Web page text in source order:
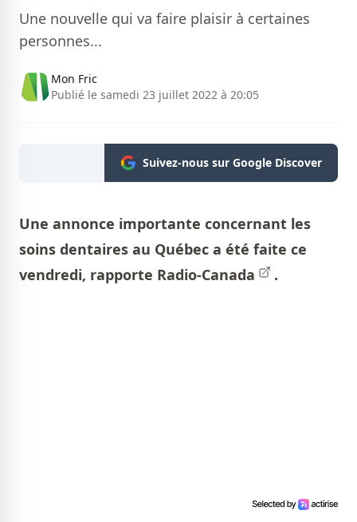
Une nouvelle qui va faire plaisir à certaines
personnes...
Mon Fric
Publié le samedi 23 juillet 2022 à 20:05
Suivez-nous sur Google Discover
Une annonce importante concernant les
soins dentaires au Québec a été faite ce
vendredi, rapporte Radio-Canada .